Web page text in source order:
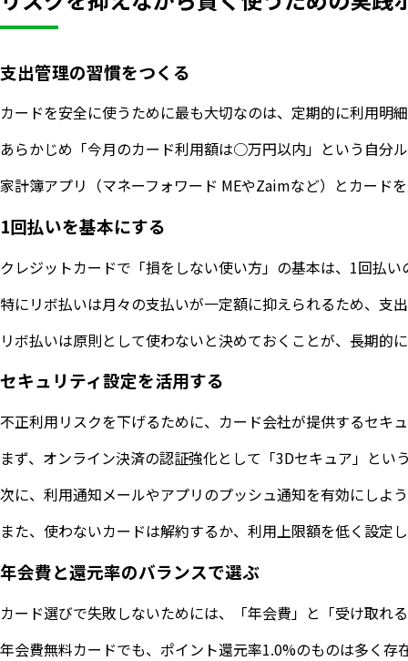
支出管理の習慣をつくる
カードを安全に使うために最も大切なのは、定期的に利用明
あらかじめ「今月のカード利用額は○万円以内」という自分
家計簿アプリ（マネーフォワード MEやZaimなど）とカード
1回払いを基本にする
クレジットカードで「損をしない使い方」の基本は、1回払
特にリボ払いは月々の支払いが一定額に抑えられるため、支
リボ払いは原則として使わないと決めておくことが、長期的
セキュリティ設定を活用する
不正利用リスクを下げるために、カード会社が提供するセキ
まず、オンライン決済の認証強化として「3Dセキュア」と
次に、利用通知メールやアプリのプッシュ通知を有効にしよ
また、使わないカードは解約するか、利用上限額を低く設定
年会費と還元率のバランスで選ぶ
カード選びで失敗しないためには、「年会費」と「受け取れ
年会費無料カードでも、ポイント還元率1.0%のものは多く